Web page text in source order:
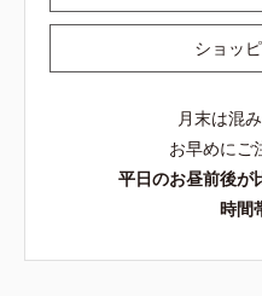
ショッ
月末は混
お早めにご
平日のお昼前後が
時間